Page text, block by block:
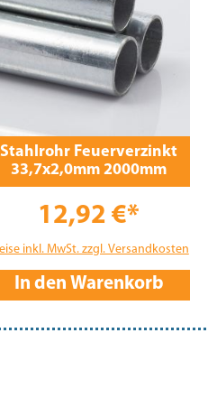
Stahlrohr Feuerverzinkt
33,7x2,0mm 2000mm
12,92 €*
inkl. MwSt. zzgl. Versandkosten
In den Warenkorb